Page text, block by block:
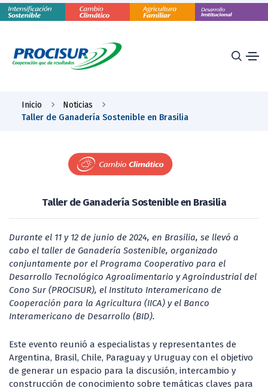
Inicio
Noticias
Taller de Ganadería Sostenible en Brasilia
Taller de Ganadería Sostenible en Brasilia
Durante el 11 y 12 de junio de 2024, en Brasilia, se llevó a
cabo el taller de Ganadería Sostenible, organizado
conjuntamente por el Programa Cooperativo para el
Desarrollo Tecnológico Agroalimentario y Agroindustrial del
Cono Sur (PROCISUR), el Instituto Interamericano de
Cooperación para la Agricultura (IICA) y el Banco
Interamericano de Desarrollo (BID).
Este evento reunió a especialistas y representantes de
Argentina, Brasil, Chile, Paraguay y Uruguay con el objetivo
de generar un espacio para la discusión, intercambio y
construcción de conocimiento sobre temáticas claves para